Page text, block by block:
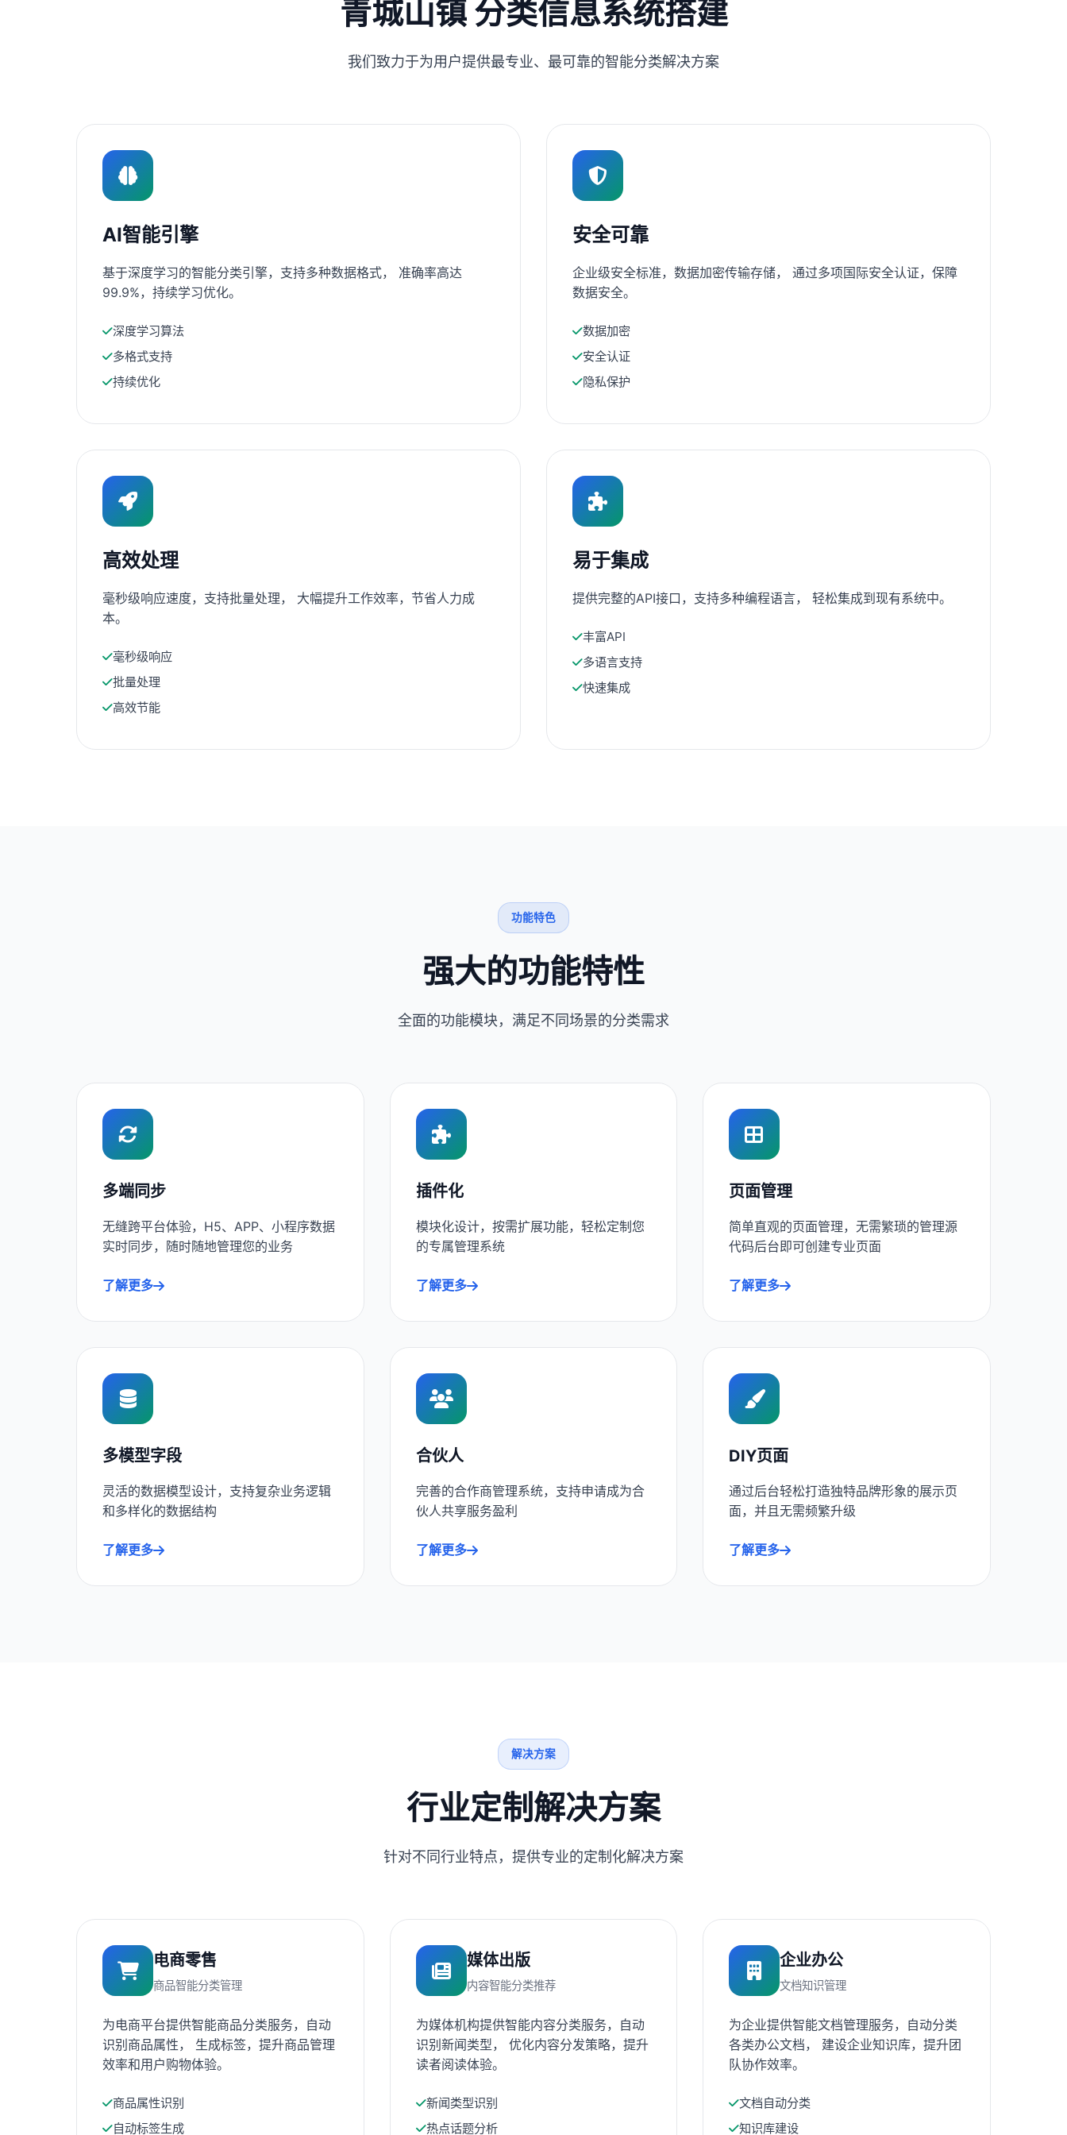
青城山镇 分类信息系统搭建
我们致力于为用户提供最专业、最可靠的智能分类解决方案
AI智能引擎
基于深度学习的智能分类引擎，支持多种数据格式， 准确率高达
99.9%，持续学习优化。
深度学习算法
多格式支持
持续优化
安全可靠
企业级安全标准，数据加密传输存储， 通过多项国际安全认证，保障
数据安全。
数据加密
安全认证
隐私保护
高效处理
毫秒级响应速度，支持批量处理， 大幅提升工作效率，节省人力成
本。
毫秒级响应
批量处理
高效节能
易于集成
提供完整的API接口，支持多种编程语言， 轻松集成到现有系统中。
丰富API
多语言支持
快速集成
功能特色
强大的功能特性
全面的功能模块，满足不同场景的分类需求
多端同步
无缝跨平台体验，H5、APP、小程序数据
实时同步，随时随地管理您的业务
了解更多
插件化
模块化设计，按需扩展功能，轻松定制您
的专属管理系统
了解更多
页面管理
简单直观的页面管理，无需繁琐的管理源
代码后台即可创建专业页面
了解更多
多模型字段
灵活的数据模型设计，支持复杂业务逻辑
和多样化的数据结构
了解更多
合伙人
完善的合作商管理系统，支持申请成为合
伙人共享服务盈利
了解更多
DIY页面
通过后台轻松打造独特品牌形象的展示页
面，并且无需频繁升级
了解更多
解决方案
行业定制解决方案
针对不同行业特点，提供专业的定制化解决方案
电商零售
商品智能分类管理
为电商平台提供智能商品分类服务，自动
识别商品属性， 生成标签，提升商品管理
效率和用户购物体验。
商品属性识别
自动标签生成
媒体出版
内容智能分类推荐
为媒体机构提供智能内容分类服务，自动
识别新闻类型， 优化内容分发策略，提升
读者阅读体验。
新闻类型识别
热点话题分析
企业办公
文档知识管理
为企业提供智能文档管理服务，自动分类
各类办公文档， 建设企业知识库，提升团
队协作效率。
文档自动分类
知识库建设